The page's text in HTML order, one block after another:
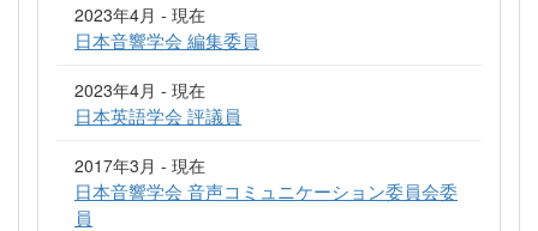
2023年4月 - 現在
日本音響学会 編集委員
2023年4月 - 現在
日本英語学会 評議員
2017年3月 - 現在
日本音響学会 音声コミュニケーション委員会委
員